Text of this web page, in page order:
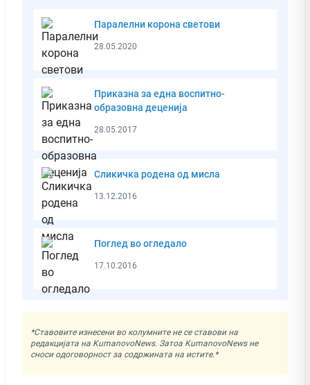
Паралелни корона светови
28.05.2020
Приказна за една воспитно-
образовна деценија
28.05.2017
Сликичкa родена од мисла
13.12.2016
Поглед во огледало
17.10.2016
*Ставовите изнесени во колумните не се ставови на
редакцијата на KumanovoNews. Затоа KumanovoNews не
сноси одоговорност за содржината на истите.*